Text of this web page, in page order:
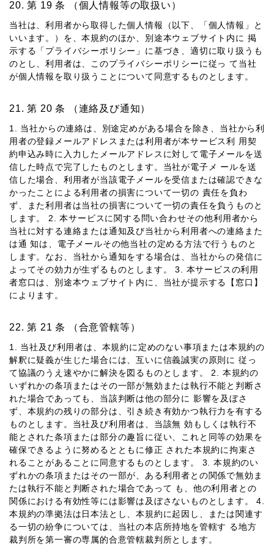
第 19 条 （個⼈情報等の取扱い）
当社は、利⽤者から取得した個⼈情報（以下、「個⼈情報」と
いいます。）を、本規約のほか、別途本ウェブサイト内に 掲
⽰する「プライバシーポリシー」に基づき、適切に取り扱うも
のとし、利⽤者は、このプライバシーポリシーに従っ て当社
が個⼈情報を取り扱うことについて同意するものとします。
第 20 条 （連絡及び通知）
1. 当社からの連絡は、別途定めがある場合を除き、当社から利
⽤者の登録メールアドレスまたは利⽤者が本サービス利 ⽤契
約申込み時に⼊⼒したメールアドレスに対して電⼦メールを送
信した時点で完了したものとします。当社が電⼦メ ールを送
信した場合、利⽤者が当該電⼦メールを受信または確認できな
かったことによる利⽤者の損害について⼀切の 責任を負わ
ず、また利⽤者は当社の損害について⼀切の責任を負うものと
します。 2. 本サービスに関する問い合わせその他利⽤者から
当社に対する連絡または通知及び当社から利⽤者への連絡また
は通 知は、電⼦メールその他当社の定める⽅法で⾏うものと
します。なお、当社から通知をする場合は、当社からの発信に
よってその効⼒が⽣ずるものとします。 3. 本サービスの利⽤
者窓⼝は、別途本ウェブサイト内に、当社が提⽰する【窓⼝】
によります。
第 21 条 （合意管轄等）
1. 当社及び利⽤者は、本規約に定めのない事項または本規約の
解釈に疑義が⽣じた場合には、互いに信義誠実の原則に 従っ
て協議のうえ速やかに解決を図るものとします。 2. 本規約の
いずれかの条項またはその⼀部が無効または執⾏不能と判断さ
れた場合であっても、当該判断は他の部分に 影響を及ぼさ
ず、本規約の残りの部分は、引き続き有効かつ執⾏⼒を有する
ものとします。当社及び利⽤者は、当該無 効もしくは執⾏不
能とされた条項または部分の趣旨に従い、これと同等の効果を
確保できるように努めるとともに修正 された本規約に拘束さ
れることがあることに同意するものとします。 3. 本規約のい
ずれかの条項またはその⼀部が、ある利⽤者との関係で無効ま
たは執⾏不能と判断された場合であって も、他の利⽤者との
関係における有効性等には影響は及ぼさないものとします。 4.
本規約の準拠法は⽇本法とし、本規約に起因し、または関連す
る⼀切の紛争については、当社の本店所持地を管轄す る地⽅
裁判所を第⼀審の専属的合意管轄裁判所とします。